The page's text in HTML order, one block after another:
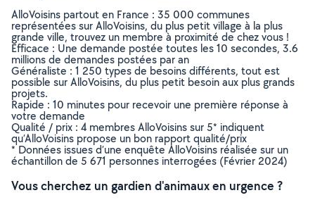
AlloVoisins partout en France : 35 000 communes
représentées sur AlloVoisins, du plus petit village à la plus
grande ville, trouvez un membre à proximité de chez vous !
Efficace : Une demande postée toutes les 10 secondes, 3.6
millions de demandes postées par an
Généraliste : 1 250 types de besoins différents, tout est
possible sur AlloVoisins, du plus petit besoin aux plus grands
projets.
Rapide : 10 minutes pour recevoir une première réponse à
votre demande
Qualité / prix : 4 membres AlloVoisins sur 5* indiquent
qu’AlloVoisins propose un bon rapport qualité/prix
* Données issues d’une enquête AlloVoisins réalisée sur un
échantillon de 5 671 personnes interrogées (Février 2024)
Vous cherchez un gardien d'animaux en urgence ?